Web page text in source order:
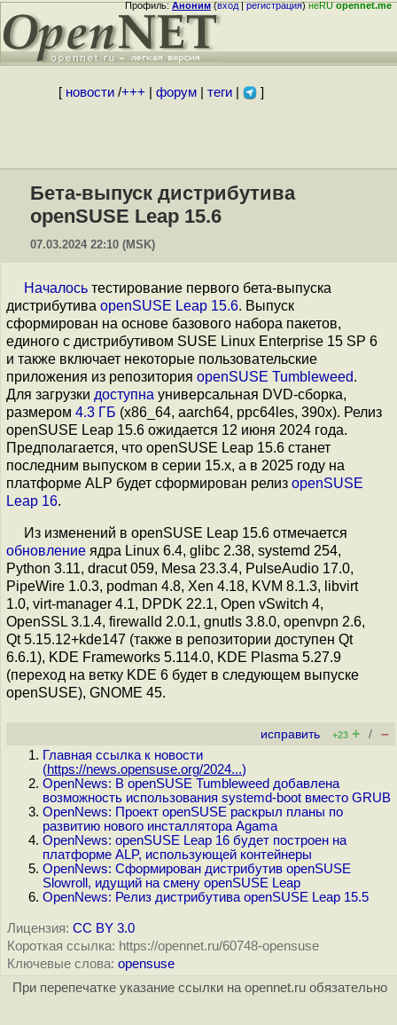
Профиль:Аноним(вход|регистрация)неRUopennet.me
[ новости/+++ форум| теги| ]
Бета-выпуск дистрибутива
openSUSE Leap 15.6
07.03.2024 22:10 (MSK)
Началось тестирование первого бета-выпуска
дистрибутива openSUSE Leap 15.6. Выпуск
сформирован на основе базового набора пакетов,
единого с дистрибутивом SUSE Linux Enterprise 15 SP 6
и также включает некоторые пользовательские
приложения из репозитория openSUSE Tumbleweed.
Для загрузки доступна универсальная DVD-сборка,
размером 4.3 ГБ (x86_64, aarch64, ppc64les, 390x). Релиз
openSUSE Leap 15.6 ожидается 12 июня 2024 года.
Предполагается, что openSUSE Leap 15.6 станет
последним выпуском в серии 15.x, а в 2025 году на
платформе ALP будет сформирован релиз openSUSE
Leap 16.
Из изменений в openSUSE Leap 15.6 отмечается
обновление ядра Linux 6.4, glibc 2.38, systemd 254,
Python 3.11, dracut 059, Mesa 23.3.4, PulseAudio 17.0,
PipeWire 1.0.3, podman 4.8, Xen 4.18, KVM 8.1.3, libvirt
1.0, virt-manager 4.1, DPDK 22.1, Open vSwitch 4,
OpenSSL 3.1.4, firewalld 2.0.1, gnutls 3.8.0, openvpn 2.6,
Qt 5.15.12+kde147 (также в репозитории доступен Qt
6.6.1), KDE Frameworks 5.114.0, KDE Plasma 5.27.9
(переход на ветку KDE 6 будет в следующем выпуске
openSUSE), GNOME 45.
исправить +23 + / –
Главная ссылка к новости
(https://news.opensuse.org/2024...)
OpenNews: В openSUSE Tumbleweed добавлена
возможность использования systemd-boot вместо GRUB
OpenNews: Проект openSUSE раскрыл планы по
развитию нового инсталлятора Agama
OpenNews: openSUSE Leap 16 будет построен на
платформе ALP, использующей контейнеры
OpenNews: Сформирован дистрибутив openSUSE
Slowroll, идущий на смену openSUSE Leap
OpenNews: Релиз дистрибутива openSUSE Leap 15.5
Лицензия: CC BY 3.0
Короткая ссылка: https://opennet.ru/60748-opensuse
Ключевые слова: opensuse
При перепечатке указание ссылки на opennet.ru обязательно